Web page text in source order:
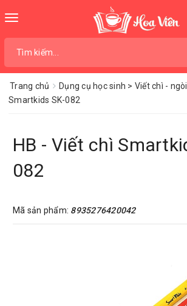
Toggle
Trang chủ Dụng cụ học sinh > Viết chì -
Smartkids SK-082
HB - Viết chì
082
Mã sản phẩm: 8935276420042